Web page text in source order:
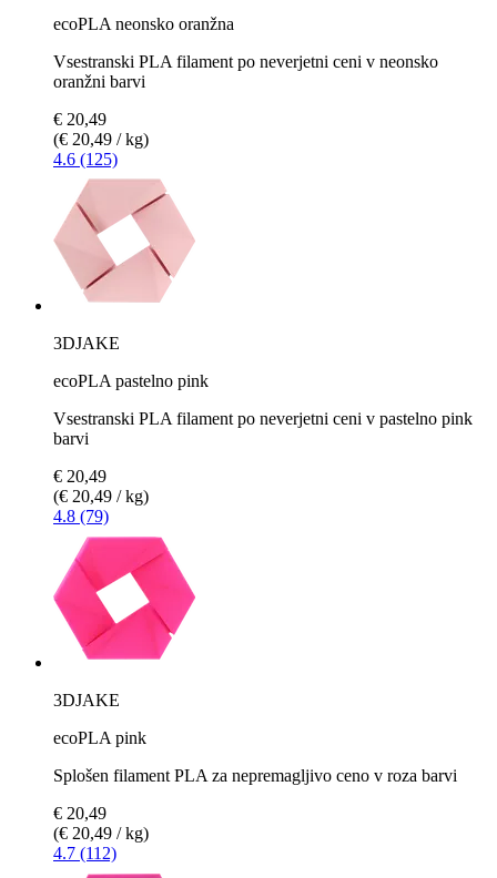
ecoPLA neonsko oranžna
Vsestranski PLA filament po neverjetni ceni v neonsko
oranžni barvi
€ 20,49
(€ 20,49 / kg)
4.6 (125)
3DJAKE
ecoPLA pastelno pink
Vsestranski PLA filament po neverjetni ceni v pastelno pink
barvi
€ 20,49
(€ 20,49 / kg)
4.8 (79)
3DJAKE
ecoPLA pink
Splošen filament PLA za nepremagljivo ceno v roza barvi
€ 20,49
(€ 20,49 / kg)
4.7 (112)